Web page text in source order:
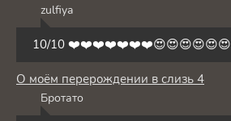
zulfiya
10/10 ❤️❤️❤️❤️❤️❤️❤️😍😍😍😍😍😍
О моём перерождении в слизь 4
Бротато